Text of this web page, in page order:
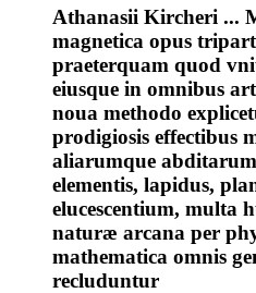
Athanasii Kircheri ...
magnetica opus
praeterquam quod
eiusque in omnibus
noua methodo
prodigiosis effectibus
aliarumque
elementis, lapidus,
elucescentium, multa
naturæ arcana per
mathematica omnis
recluduntur